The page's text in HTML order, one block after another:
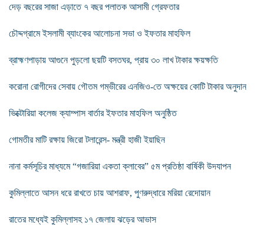
দেড় বছরের সাজা এড়াতে ৭ বছর পলাতক আসামী গ্রেফতার
চৌদ্দগ্রামে ইসলামী ব্যাংকের আলোচনা সভা ও ইফতার মাহফিল
ব্রাহ্মণপাড়ায় আগুনে পুড়লো ছয়টি বসতঘর, প্রায় ৩০ লাখ টাকার ক্ষয়ক্ষতি
করোনা রোগীদের সেবায় গৌতম গম্ভীরের এনজিও-তে অক্ষয়ের কোটি টাকার অনুদান
ভিক্টোরিয়া কলেজ ক্যাম্পাস বার্তার ইফতার মাহফিল অনুষ্ঠিত
গোমতীর মাটি রক্ষায় জিরো টলারেন্স- মন্ত্রী হাজী ইয়াছিন
নানা কর্মসূচির মাধ্যমে “গজারিয়া একতা ক্লাবের” ৫ম প্রতিষ্ঠা বার্ষিকী উদযাপন
কুমিল্লাতে আসন ধরে রাখতে চায় আশরাফ, পুণরুদ্ধারে মরিয়া রেদোয়ান
রাতের মধ্যেই কুমিল্লাসহ ১৭ জেলায় ঝড়ের আভাস